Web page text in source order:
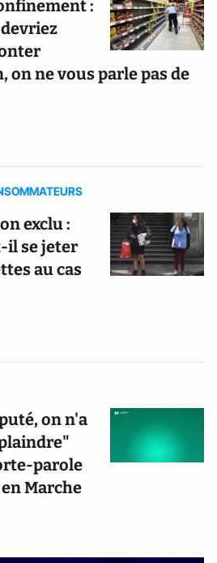
:
on ne vous parle pas de
exclu :
il se jeter
au cas
on n'a
parole
Marche